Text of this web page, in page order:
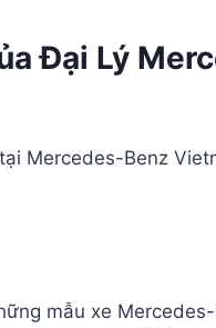
Đại Lý
Mercedes-Benz
mẫu xe